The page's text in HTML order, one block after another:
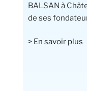
BALSAN à
de ses
> En savoir plus